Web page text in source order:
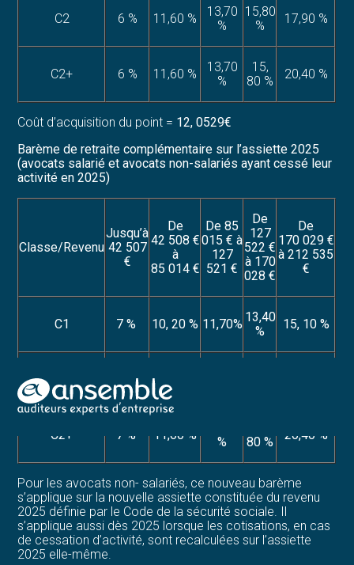
Aller
au
C2 6 % 11,60 %
13,70
%
15,80
%
17,90 %
C2+ 6 % 11,60 %
13,70
%
15,
80 %
20,40 %
Coût d’acquisition du point = 12, 0529€
Barème de retraite complémentaire sur l’assiette 2025
(avocats salarié et avocats non-salariés ayant cessé leur
activité en 2025)
Classe/Revenu
Jusqu’à
42 507
€
De
42 508 €
à
85 014 €
De 85
015 € à
127
521 €
De
127
522 €
à 170
028 €
De
170 029 €
à 212 535
€
C1 7 % 10, 20 % 11,70% 13,40
%
15, 10 %
7 % 11,60 %
C2+ 7 % 11,60 %
%
80 %
20,40 %
Pour les avocats non- salariés, ce nouveau barème
s’applique sur la nouvelle assiette constituée du revenu
2025 définie par le Code de la sécurité sociale. Il
s’applique aussi dès 2025 lorsque les cotisations, en cas
de cessation d’activité, sont recalculées sur l’assiette
2025 elle-même.